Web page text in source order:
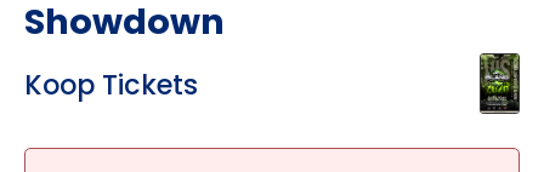
Showdown
Koop Tickets